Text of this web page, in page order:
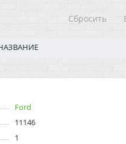
Сбросить
Ford
11146
1